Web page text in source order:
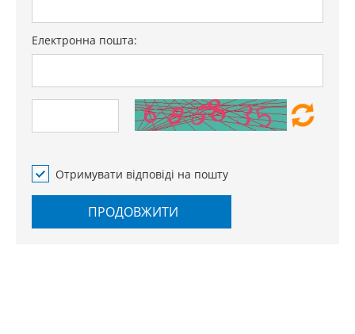
Електронна пошта:
Отримувати відповіді на пошту
ПРОДОВЖИТИ